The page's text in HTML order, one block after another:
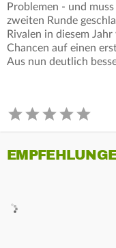
Problemen - und
zweiten Runde
Rivalen in diesem
Chancen auf einen
Aus nun deutlich